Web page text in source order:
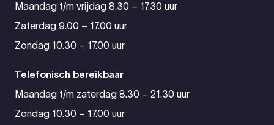
Maandag t/m vrijdag 8.30 – 17.30 uur
Zaterdag 9.00 – 17.00 uur
Zondag 10.30 – 17.00 uur
Telefonisch bereikbaar
Maandag t/m zaterdag 8.30 – 21.30 uur
Zondag 10.30 – 17.00 uur